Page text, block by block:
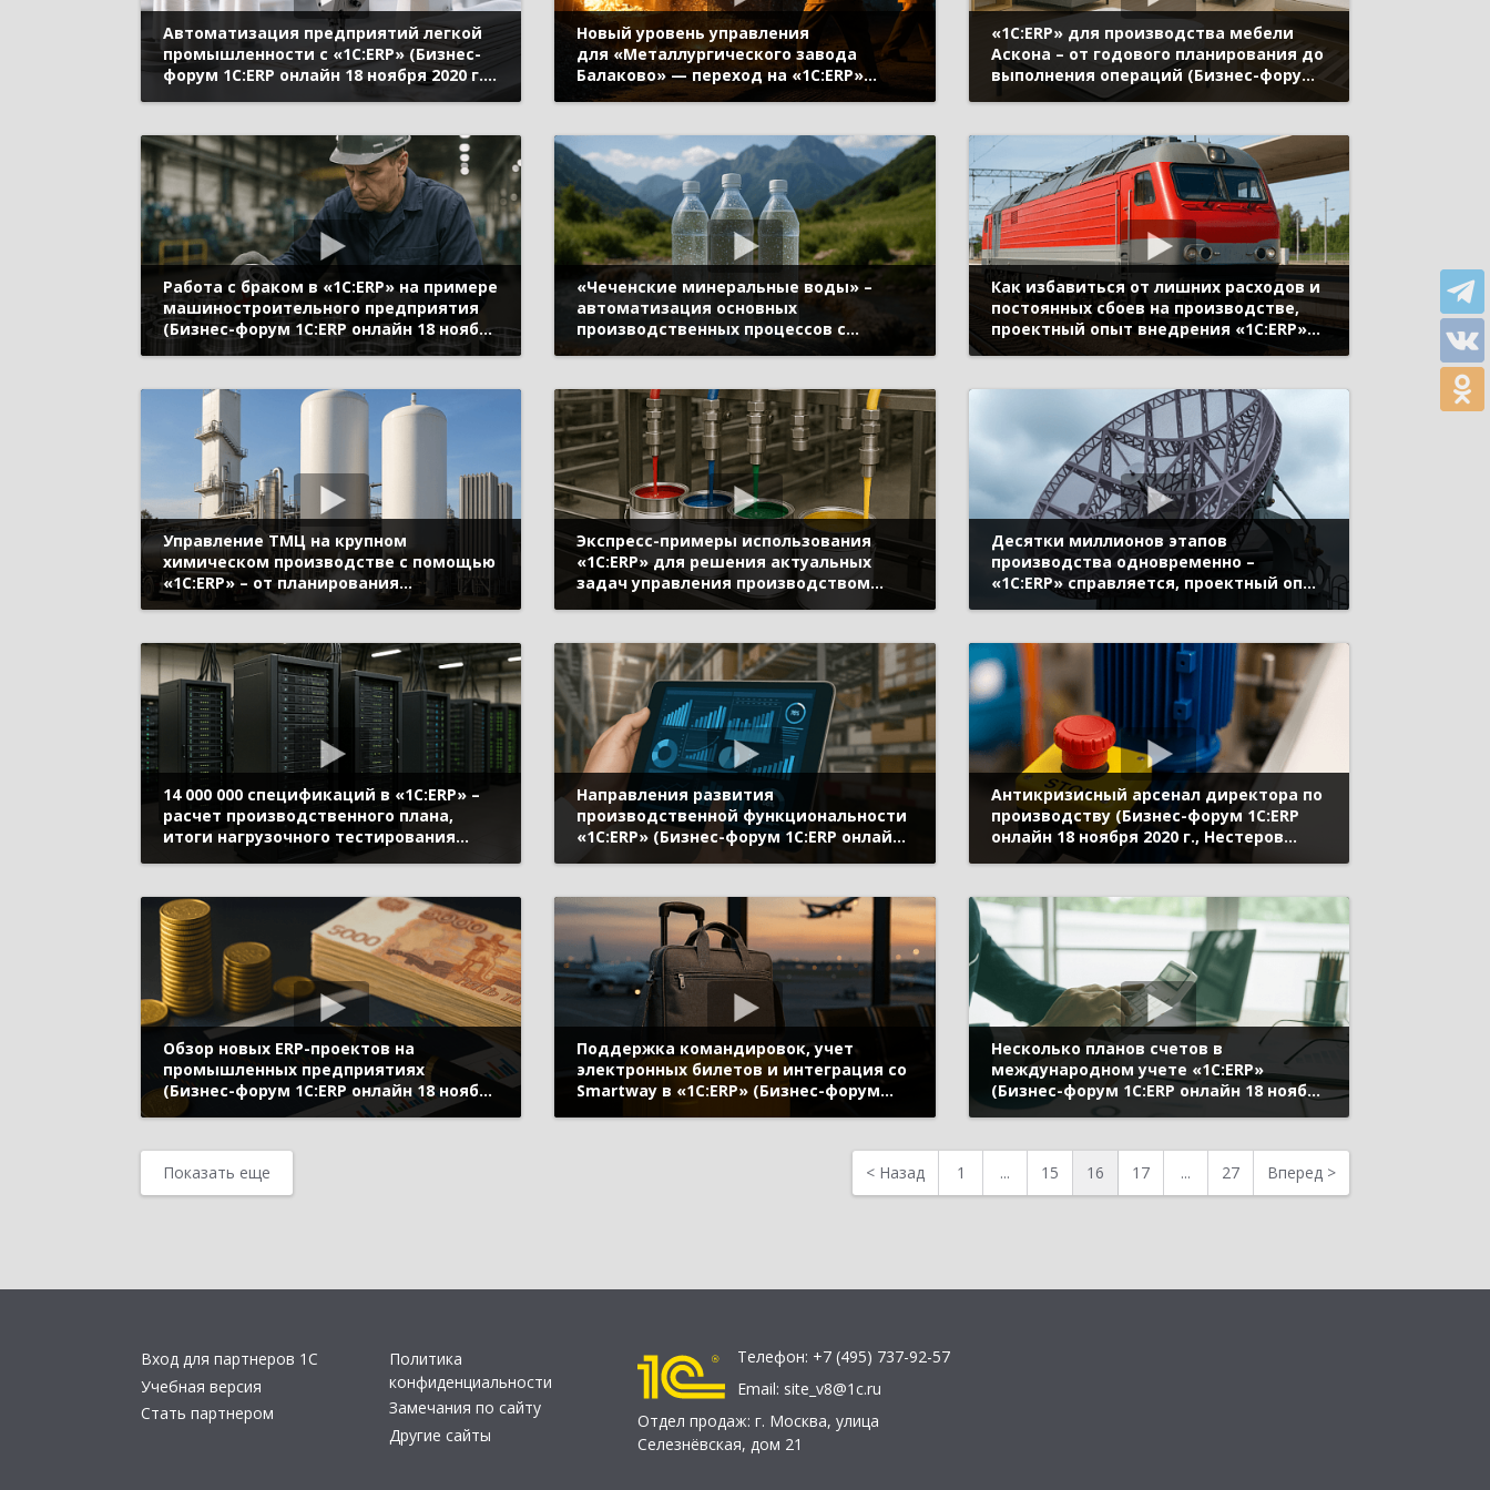
Автоматизация предприятий легкой
промышленности с «1С:ERP» (Бизнес-
форум 1С:ERP онлайн 18 ноября 2020 г.,
Новый уровень управления
для «Металлургического завода
Балаково» — переход на «1С:ERP»
(Бизнес-форум 1С:ERP онлайн 18 ноября
«Металлургический завод Балаково»)
«1С:ERP» для производства мебели
Аскона – от годового планирования до
выполнения операций (Бизнес-форум
1С:ERP онлайн 18 ноября 2020 г.,
технологии»)
Работа с браком в «1С:ERP» на примере
машиностроительного предприятия
(Бизнес-форум 1С:ERP онлайн 18 ноября
2020 г., Мироненко Андрей, «1С»)
«Чеченские минеральные воды» –
автоматизация основных
производственных процессов с
«1С:ERP» (Бизнес-форум 1С:ERP онлайн
«Чеченские минеральные воды»)
Как избавиться от лишних расходов и
постоянных сбоев на производстве,
проектный опыт внедрения «1С:ERP»
(Бизнес-форум 1С:ERP онлайн 18 ноября
«Локомотив құрастыру зауыты»)
Управление ТМЦ на крупном
химическом производстве с помощью
«1С:ERP» – от планирования
производства и ремонтов до контроля
18 ноября 2020 г., Зелент Алексей, АО
«Саянскхимпласт»)
Экспресс-примеры использования
«1С:ERP» для решения актуальных
задач управления производством
(Бизнес-форум 1С:ERP онлайн 18 ноября
Десятки миллионов этапов
производства одновременно –
«1С:ERP» справляется, проектный опыт
(Бизнес-форум 1С:ERP онлайн 18 ноября
«АЛМАЗ»)
14 000 000 спецификаций в «1С:ERP» –
расчет производственного плана,
итоги нагрузочного тестирования
(Бизнес-форум 1С:ERP онлайн 18 ноября
Направления развития
производственной функциональности
«1С:ERP» (Бизнес-форум 1С:ERP онлайн
18 ноября 2020 г., Дмитриев Дмитрий,
Антикризисный арсенал директора по
производству (Бизнес-форум 1С:ERP
онлайн 18 ноября 2020 г., Нестеров
Алексей, «1С»)
Обзор новых ERP-проектов на
промышленных предприятиях
(Бизнес-форум 1С:ERP онлайн 18 ноября
2020 г., Кислов Алексей, «1С»)
Поддержка командировок, учет
электронных билетов и интеграция со
Smartway в «1С:ERP» (Бизнес-форум
Несколько планов счетов в
международном учете «1С:ERP»
(Бизнес-форум 1С:ERP онлайн 18 ноября
2020 г., Бобровников Алексей, «1С»)
Показать еще < Назад 1 ... 15 16 17 ... 27 Вперед >
Вход для партнеров 1С
Учебная версия
Стать партнером
Политика
конфиденциальности
Замечания по сайту
Другие сайты
Телефон: +7 (495) 737-92-57
Email: site_v8@1c.ru
Отдел продаж: г. Москва, улица
Селезнёвская, дом 21